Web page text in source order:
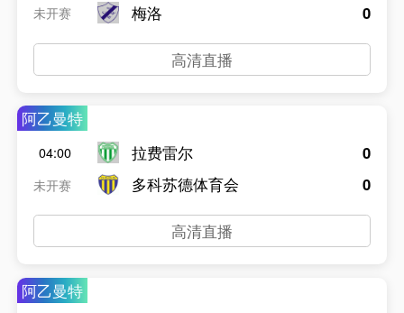
未开赛
梅洛
0
高清直播
阿乙曼特
04:00
未开赛
拉费雷尔
多科苏德体育会
0
0
高清直播
阿乙曼特